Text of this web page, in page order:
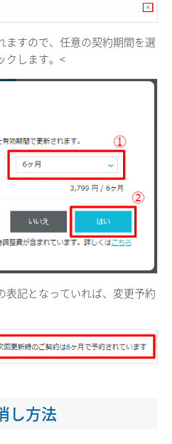
ますので、任意の契約期間を選
クします。<
表記となっていれば、変更予約
し方法